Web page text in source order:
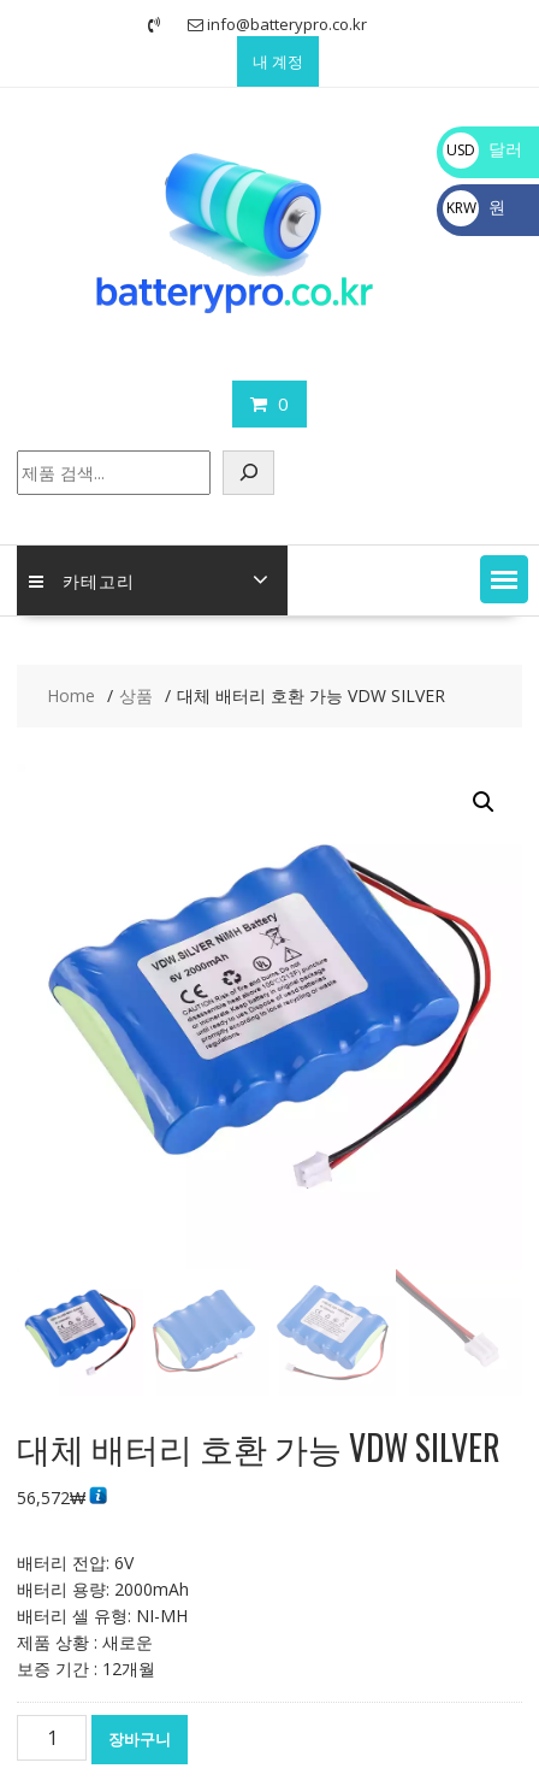
info@batterypro.co.kr
내 계정
0
색
카테고리
Home 상품 대체 배터리 호환 가능 VDW SILVER
대체 배터리 호환 가능 VDW SILVER
56,572₩
배터리 전압: 6V
배터리 용량: 2000mAh
배터리 셀 유형: NI-MH
제품 상황 : 새로운
보증 기간 : 12개월
장바구니
USD
$
달러
KRW
₩
원